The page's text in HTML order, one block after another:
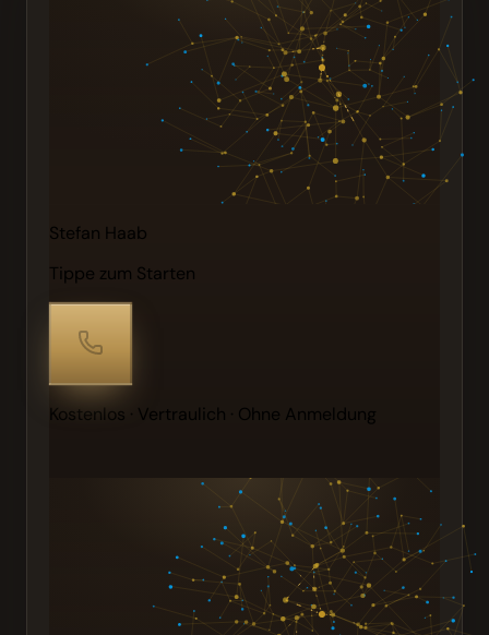
Stefan Haab
Tippe zum Starten
Kostenlos · Vertraulich · Ohne Anmeldung